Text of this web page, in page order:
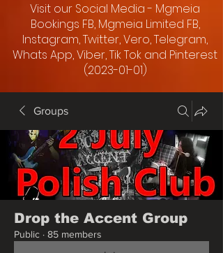
Visit our Social Media - Mgmeia
Bookings FB, Mgmeia Limited FB,
Instagram, Twitter, Vero, Telegram,
Whats App, Viber, Tik Tok and Pinterest
(2023-01-01)
Groups
Drop the Accent Group
Public · 85 members